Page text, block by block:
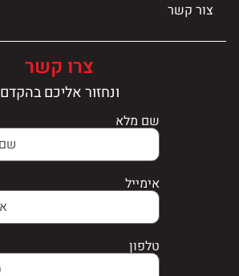
צור קשר
צרו קשר
ונחזור אליכם בהקדם
שם מלא
אימייל
טלפון